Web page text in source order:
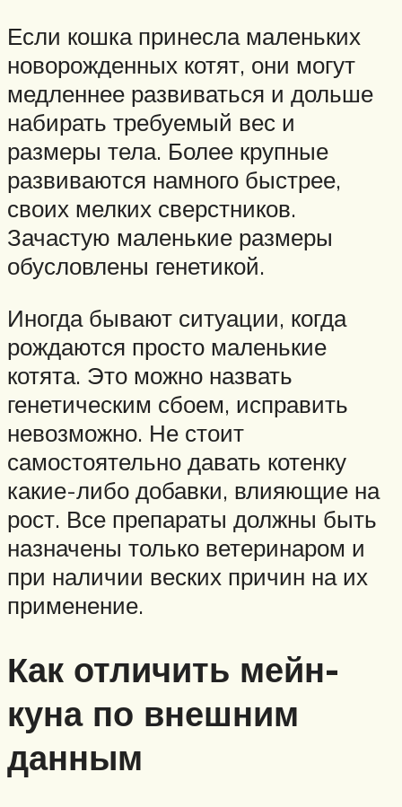
Если кошка принесла маленьких
новорожденных котят, они могут
медленнее развиваться и дольше
набирать требуемый вес и
размеры тела. Более крупные
развиваются намного быстрее,
своих мелких сверстников.
Зачастую маленькие размеры
обусловлены генетикой.
Иногда бывают ситуации, когда
рождаются просто маленькие
котята. Это можно назвать
генетическим сбоем, исправить
невозможно. Не стоит
самостоятельно давать котенку
какие-либо добавки, влияющие на
рост. Все препараты должны быть
назначены только ветеринаром и
при наличии веских причин на их
применение.
Как отличить мейн-
куна по внешним
данным